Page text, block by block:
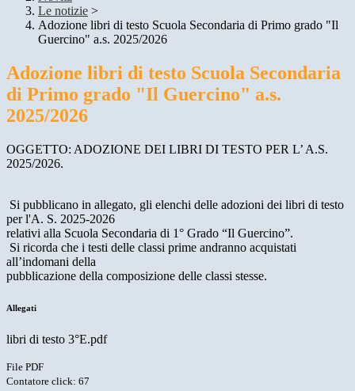
Le notizie >
Adozione libri di testo Scuola Secondaria di Primo grado "Il
Guercino" a.s. 2025/2026
Adozione libri di testo Scuola Secondaria
di Primo grado "Il Guercino" a.s.
2025/2026
OGGETTO: ADOZIONE DEI LIBRI DI TESTO PER L’ A.S.
2025/2026.
Si pubblicano in allegato, gli elenchi delle adozioni dei libri di testo
per l'A. S. 2025-2026
relativi alla Scuola Secondaria di 1° Grado “Il Guercino”.
Si ricorda che i testi delle classi prime andranno acquistati
all’indomani della
pubblicazione della composizione delle classi stesse.
Allegati
libri di testo 3°E.pdf
File PDF
Contatore click: 67